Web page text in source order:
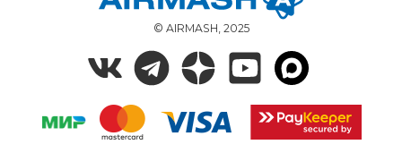
© AIRMASH, 2025